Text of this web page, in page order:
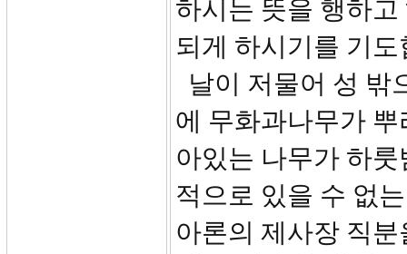
하시는 뜻을 행하
되게 하시기를 기도
날이 저물어 성 밖
에 무화과나무가
아있는 나무가 하
적으로 있을 수 없
아론의 제사장 직